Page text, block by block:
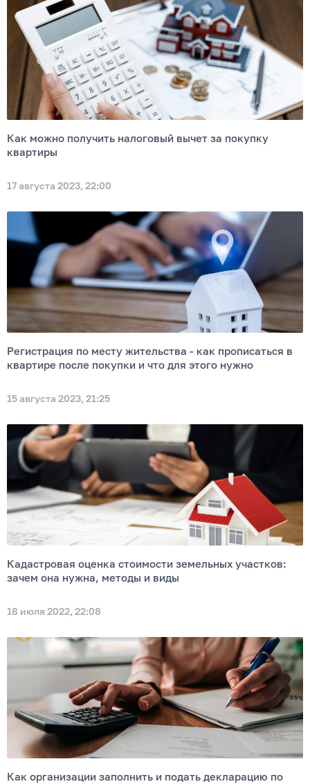
Как можно получить налоговый вычет за покупку
квартиры
17 августа 2023, 22:00
Регистрация по месту жительства - как прописаться в
квартире после покупки и что для этого нужно
15 августа 2023, 21:25
Кадастровая оценка стоимости земельных участков:
зачем она нужна, методы и виды
18 июля 2022, 22:08
Как организации заполнить и подать декларацию по